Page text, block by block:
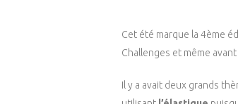
Cet été marque la 4ème
Challenges et même avant
Il y a avait deux grands